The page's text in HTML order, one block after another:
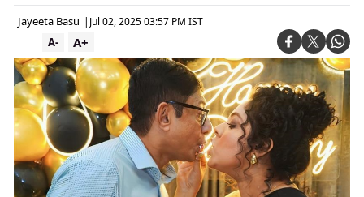
Jayeeta Basu | Jul 02, 2025 03:57 PM IST
A+
A-